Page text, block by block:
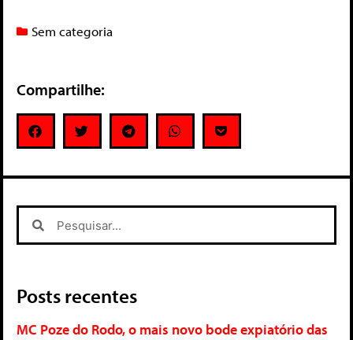
Sem categoria
Compartilhe:
Posts recentes
MC Poze do Rodo, o mais novo bode expiatório das